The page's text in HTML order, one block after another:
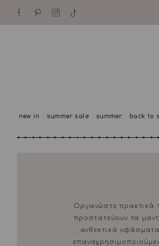
new in summer sale summer back to
Οργανώστε πρακτικά
προστατεύουν τα
ανθεκτικά